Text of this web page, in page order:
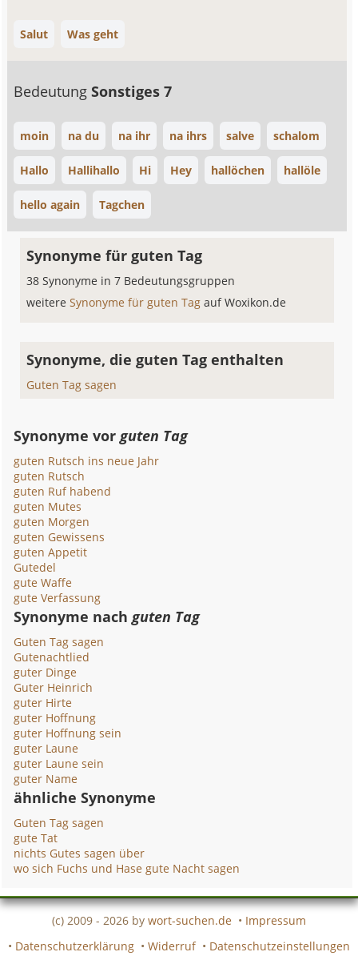
Salut Was geht
BedeutungSonstiges 7
moin na du na ihr na ihrs salve schalom
Hallo Hallihallo Hi Hey hallöchen hallöle
hello again Tagchen
Synonyme für guten Tag
38 Synonyme in 7 Bedeutungsgruppen
weitereSynonyme für guten Tagauf Woxikon.de
Synonyme, die guten Tag enthalten
Guten Tag sagen
Synonyme vorguten Tag
guten Rutsch ins neue Jahr
guten Rutsch
guten Ruf habend
guten Mutes
guten Morgen
guten Gewissens
guten Appetit
Gutedel
gute Waffe
gute Verfassung
Synonyme nachguten Tag
Guten Tag sagen
Gutenachtlied
guter Dinge
Guter Heinrich
guter Hirte
guter Hoffnung
guter Hoffnung sein
guter Laune
guter Laune sein
guter Name
ähnliche Synonyme
Guten Tag sagen
gute Tat
nichts Gutes sagen über
wo sich Fuchs und Hase gute Nacht sagen
(c) 2009 - 2026 by wort-suchen.de • Impressum
• Datenschutzerklärung • Widerruf • Datenschutzeinstellungen